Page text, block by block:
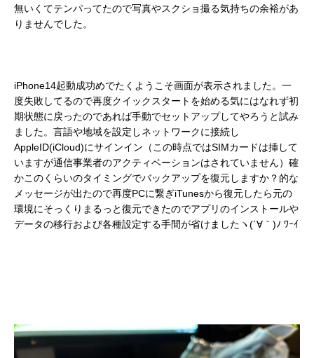
無いくてテンパってたので写真やスクショ撮る気持ちの余裕があ
りませんでした。
iPhone14起動成功めでたくようこそ画面が表示されました。一
度失敗してるので再度クイックスタートを始める気にはなれず初
期状態に戻ったのであれば手動でセットアップしてやろうと試み
ました。言語や地域を設定しネットワークに接続し
AppleID(iCloud)にサインイン（この時点ではSIMカードは挿して
いますが通信事業者のアクティベーションはされていません）確
かこのくらいのタイミングでバックアップを復元しますか？的な
メッセージが出たので再度PCに繋ぎiTunesから復元したら元の
環境にそっくりまるっと復元できたのでアプリのインストールや
データの移行および各種設定する手間が省けましたヽ(´∀｀)ﾉ ﾜｰｲ